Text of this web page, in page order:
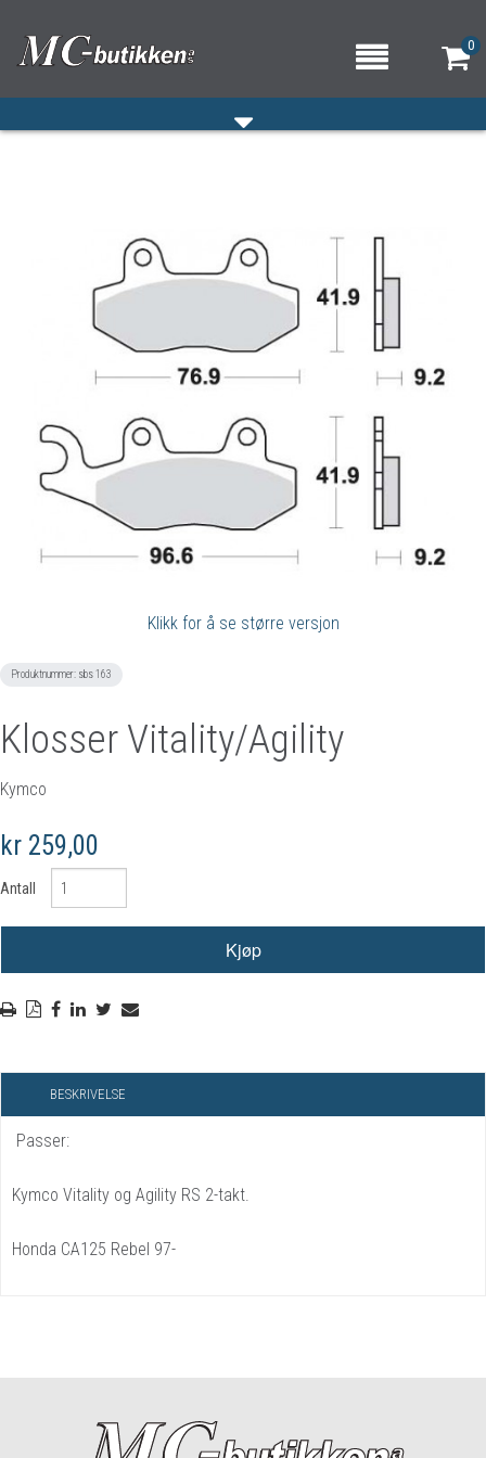
0
VERKSTED
OM OSS/ÅPNINGSTIDER
KONTAKT OSS
Klikk for å se større versjon
Produktnummer: sbs 163
Klosser Vitality/Agility
Kymco
kr 259,00
Antall
BESKRIVELSE
Passer:
Kymco Vitality og Agility RS 2-takt.
Honda CA125 Rebel 97-